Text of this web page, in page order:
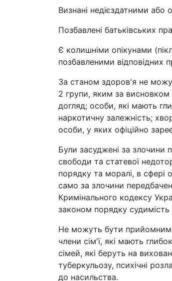
Визнані недієздатними
Позбавлені батьківських
Є колишніми опікунами
позбавленими відповідних
За станом здоров'я не
2 групи, яким за висновком
догляд; особи, які мають
наркотичну залежність;
особи, у яких офіційно
Були засуджені за злочини
свободи та статевої
порядку та моралі, в сфері
само за злочини
Кримінального кодексу
законом порядку судимість
Не можуть бути
члени сім'ї, які мають
сімей, які беруть на
туберкульозу, психічні
до насильства.